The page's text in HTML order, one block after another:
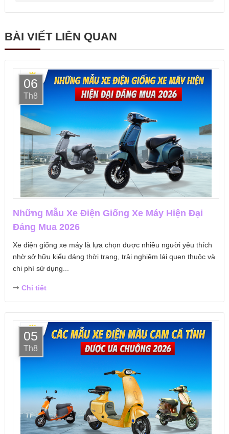
BÀI VIẾT LIÊN QUAN
06
Th8
Những Mẫu Xe Điện Giống Xe Máy Hiện Đại
Đáng Mua 2026
Xe điện giống xe máy là lựa chọn được nhiều người yêu thích
nhờ sở hữu kiểu dáng thời trang, trải nghiệm lái quen thuộc và
chi phí sử dụng...
Chi tiết
05
Th8